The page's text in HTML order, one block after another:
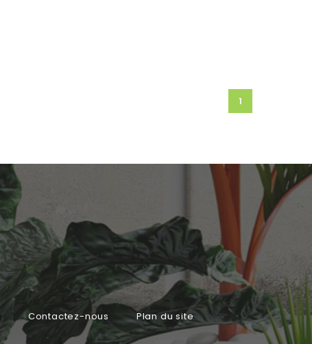
1
Contactez-nous Plan du site